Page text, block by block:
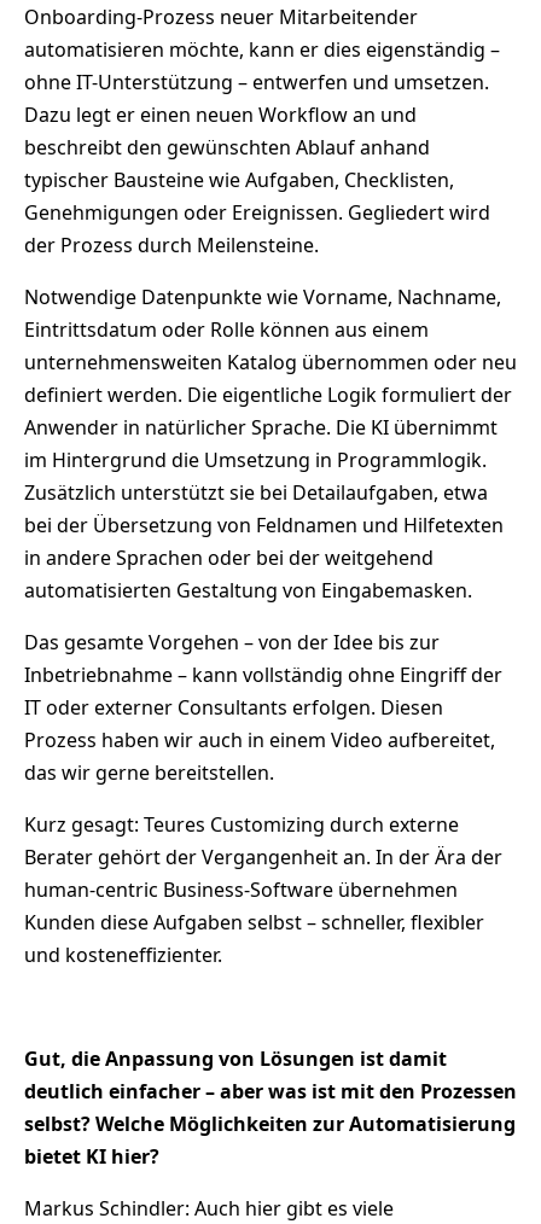
Onboarding-Prozess neuer Mitarbeitender
automatisieren möchte, kann er dies eigenständig –
ohne IT-Unterstützung – entwerfen und umsetzen.
Dazu legt er einen neuen Workflow an und
beschreibt den gewünschten Ablauf anhand
typischer Bausteine wie Aufgaben, Checklisten,
Genehmigungen oder Ereignissen. Gegliedert wird
der Prozess durch Meilensteine.
Notwendige Datenpunkte wie Vorname, Nachname,
Eintrittsdatum oder Rolle können aus einem
unternehmensweiten Katalog übernommen oder neu
definiert werden. Die eigentliche Logik formuliert der
Anwender in natürlicher Sprache. Die KI übernimmt
im Hintergrund die Umsetzung in Programmlogik.
Zusätzlich unterstützt sie bei Detailaufgaben, etwa
bei der Übersetzung von Feldnamen und Hilfetexten
in andere Sprachen oder bei der weitgehend
automatisierten Gestaltung von Eingabemasken.
Das gesamte Vorgehen – von der Idee bis zur
Inbetriebnahme – kann vollständig ohne Eingriff der
IT oder externer Consultants erfolgen. Diesen
Prozess haben wir auch in einem Video aufbereitet,
das wir gerne bereitstellen.
Kurz gesagt: Teures Customizing durch externe
Berater gehört der Vergangenheit an. In der Ära der
human-centric Business-Software übernehmen
Kunden diese Aufgaben selbst – schneller, flexibler
und kosteneffizienter.
Gut, die Anpassung von Lösungen ist damit
deutlich einfacher – aber was ist mit den Prozessen
selbst? Welche Möglichkeiten zur Automatisierung
bietet KI hier?
Markus Schindler: Auch hier gibt es viele